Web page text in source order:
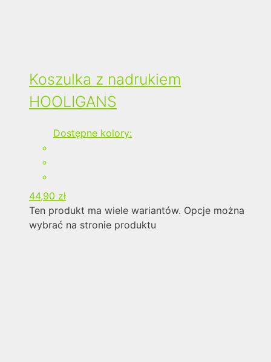
Koszulka z nadrukiem
HOOLIGANS
Dostępne kolory:
44,90 zł
Ten produkt ma wiele wariantów. Opcje można
wybrać na stronie produktu